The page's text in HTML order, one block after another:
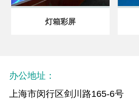
灯箱彩屏
办公地址：
上海市闵行区剑川路165-6号